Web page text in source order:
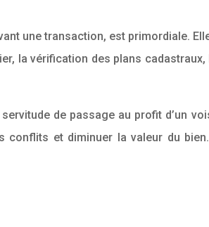
une transaction, est primordiale.
la vérification des plans
de passage au profit d’un
et diminuer la valeur du